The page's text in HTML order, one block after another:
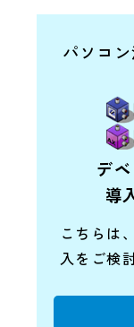
パソコ
デ
導
こちらは
入を ご検